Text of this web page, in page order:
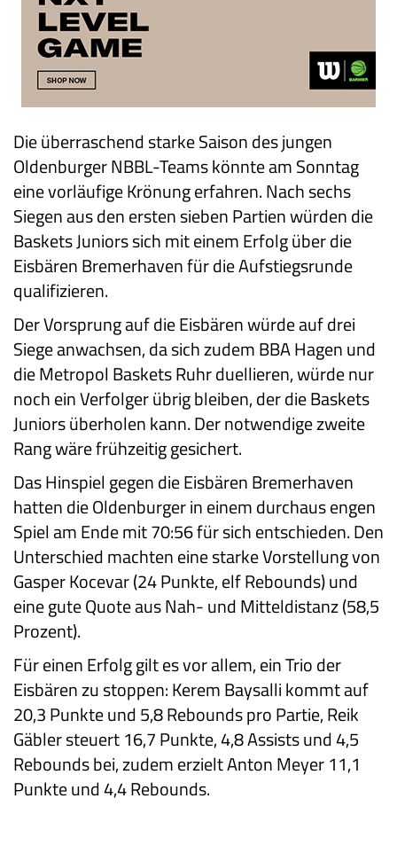
Die überraschend starke Saison des jungen
Oldenburger NBBL-Teams könnte am Sonntag
eine vorläufige Krönung erfahren. Nach sechs
Siegen aus den ersten sieben Partien würden die
Baskets Juniors sich mit einem Erfolg über die
Eisbären Bremerhaven für die Aufstiegsrunde
qualifizieren.
Der Vorsprung auf die Eisbären würde auf drei
Siege anwachsen, da sich zudem BBA Hagen und
die Metropol Baskets Ruhr duellieren, würde nur
noch ein Verfolger übrig bleiben, der die Baskets
Juniors überholen kann. Der notwendige zweite
Rang wäre frühzeitig gesichert.
Das Hinspiel gegen die Eisbären Bremerhaven
hatten die Oldenburger in einem durchaus engen
Spiel am Ende mit 70:56 für sich entschieden. Den
Unterschied machten eine starke Vorstellung von
Gasper Kocevar (24 Punkte, elf Rebounds) und
eine gute Quote aus Nah- und Mitteldistanz (58,5
Prozent).
Für einen Erfolg gilt es vor allem, ein Trio der
Eisbären zu stoppen: Kerem Baysalli kommt auf
20,3 Punkte und 5,8 Rebounds pro Partie, Reik
Gäbler steuert 16,7 Punkte, 4,8 Assists und 4,5
Rebounds bei, zudem erzielt Anton Meyer 11,1
Punkte und 4,4 Rebounds.